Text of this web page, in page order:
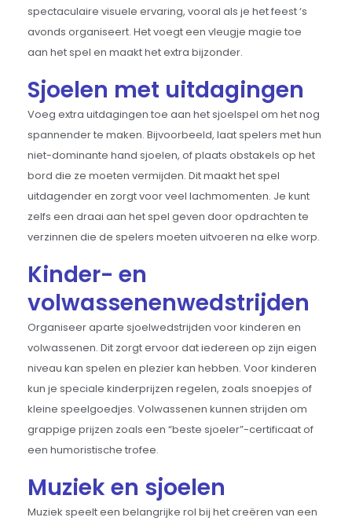
spectaculaire visuele ervaring, vooral als je het feest ‘s
avonds organiseert. Het voegt een vleugje magie toe
aan het spel en maakt het extra bijzonder.
Sjoelen met uitdagingen
Voeg extra uitdagingen toe aan het sjoelspel om het nog
spannender te maken. Bijvoorbeeld, laat spelers met hun
niet-dominante hand sjoelen, of plaats obstakels op het
bord die ze moeten vermijden. Dit maakt het spel
uitdagender en zorgt voor veel lachmomenten. Je kunt
zelfs een draai aan het spel geven door opdrachten te
verzinnen die de spelers moeten uitvoeren na elke worp.
Kinder- en
volwassenenwedstrijden
Organiseer aparte sjoelwedstrijden voor kinderen en
volwassenen. Dit zorgt ervoor dat iedereen op zijn eigen
niveau kan spelen en plezier kan hebben. Voor kinderen
kun je speciale kinderprijzen regelen, zoals snoepjes of
kleine speelgoedjes. Volwassenen kunnen strijden om
grappige prijzen zoals een “beste sjoeler”-certificaat of
een humoristische trofee.
Muziek en sjoelen
Muziek speelt een belangrijke rol bij het creëren van een